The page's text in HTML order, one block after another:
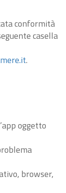
conformità
casella
.
oggetto
browser,